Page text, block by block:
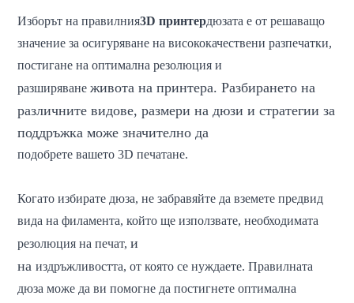
Изборът на правилния3D принтердюзата е от решаващо
значение за осигуряване на висококачествени разпечатки,
постигане на оптимална резолюция и
разширяванеживота на принтера. Разбирането на
различните видове, размери на дюзи и стратегии за
поддръжка може значително да
подобрете вашето 3D печатане.
Когато избирате дюза, не забравяйте да вземете предвид
вида на филамента, който ще използвате, необходимата
резолюция на печат,и
наиздръжливостта, от която се нуждаете. Правилната
дюза може да ви помогне да постигнете оптимална